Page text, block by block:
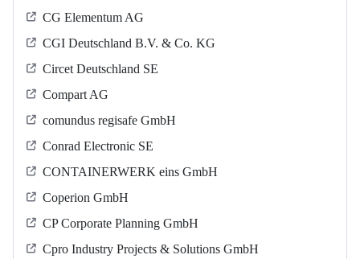
CG Elementum AG
CGI Deutschland B.V. & Co. KG
Circet Deutschland SE
Compart AG
comundus regisafe GmbH
Conrad Electronic SE
CONTAINERWERK eins GmbH
Coperion GmbH
CP Corporate Planning GmbH
Cpro Industry Projects & Solutions GmbH